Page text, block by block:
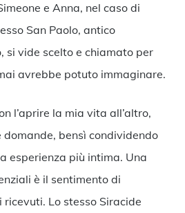
e Anna, nel caso di
San Paolo, antico
si vide scelto e chiamato per
avrebbe potuto immaginare.
l’aprire la mia vita all’altro,
bensì condividendo
esperienza più intima. Una
è il sentimento di
Lo stesso Siracide